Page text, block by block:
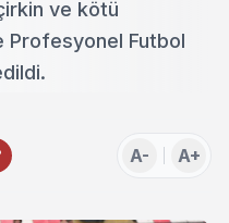
ve kötü
Futbol
A- A+